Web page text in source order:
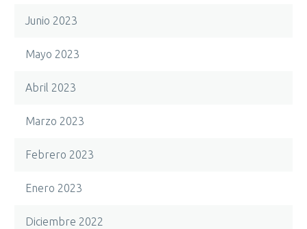
Junio 2023
Mayo 2023
Abril 2023
Marzo 2023
Febrero 2023
Enero 2023
Diciembre 2022